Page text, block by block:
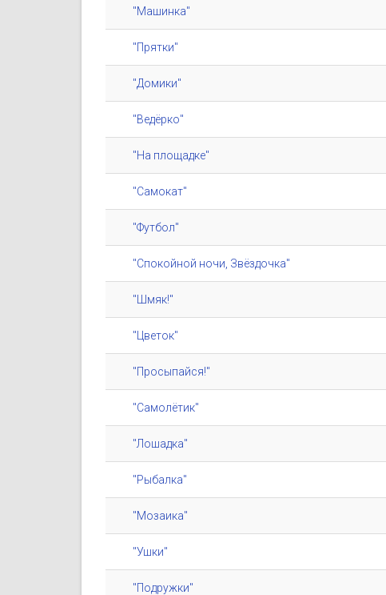
"Машинка"
"Прятки"
"Домики"
"Ведёрко"
"На площадке"
"Самокат"
"Футбол"
"Спокойной ночи, Звёздочка"
"Шмяк!"
"Цветок"
"Просыпайся!"
"Самолётик"
"Лошадка"
"Рыбалка"
"Мозаика"
"Ушки"
"Подружки"